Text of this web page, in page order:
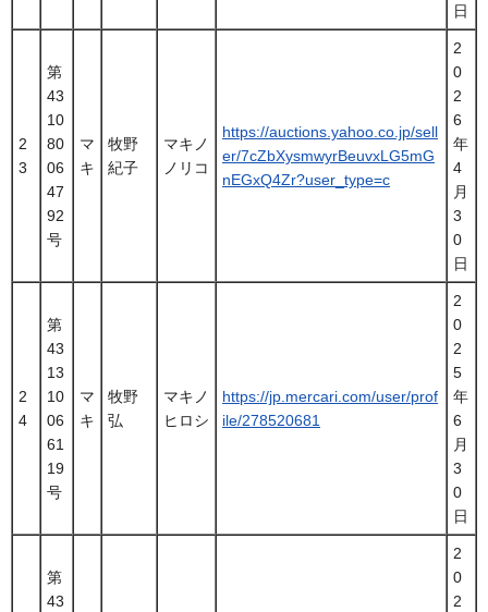
日
2
3
第
43
10
80
06
47
92
号
マ
キ
牧野
紀子
マキノ
ノリコ
https://auctions.yahoo.co.jp/sell
er/7cZbXysmwyrBeuvxLG5mG
nEGxQ4Zr?user_type=c
2
0
2
6
年
4
月
3
0
日
2
4
第
43
13
10
06
61
19
号
マ
キ
牧野
弘
マキノ
ヒロシ
https://jp.mercari.com/user/prof
ile/278520681
2
0
2
5
年
6
月
3
0
日
第
43
2
0
2